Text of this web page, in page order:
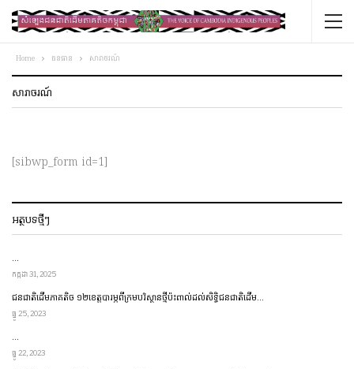
Home ធនធាន សារាចរណ៍
សារាចរណ៍
[sibwp_form id=1]
អត្ថបទថ្មីៗ
…
កក្កដា 31, 2025
ជនជាតិ​ដើម​ភាគតិច ១២​ខេត្ត​​បារម្ភ​ពី​ក្រម​បរិស្ថាន​ថ្មី​ប៉ះពាល់​ដល់​សិទ្ធិ​ជនជាតិ​ដើម…
ធ្នូ 25, 2023
…
ធ្នូ 22, 2023